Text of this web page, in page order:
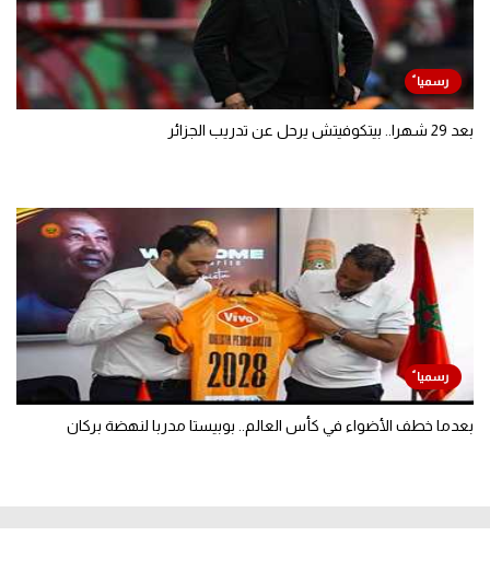
بعد 29 شهرا.. بيتكوفيتش يرحل عن تدريب الجزائر
بعدما خطف الأضواء في كأس العالم.. بوبيستا مدربا لنهضة بركان